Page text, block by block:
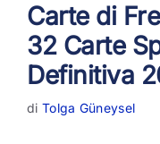
Carte di
32 Carte
Definitiva
di Tolga Güneysel